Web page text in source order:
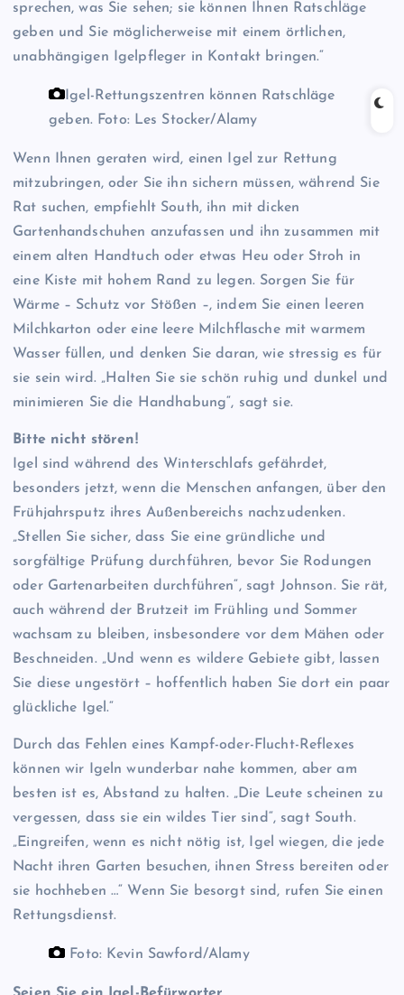
sprechen, was Sie sehen; sie können Ihnen Ratschläge
geben und Sie möglicherweise mit einem örtlichen,
unabhängigen Igelpfleger in Kontakt bringen.“
Igel-Rettungszentren können Ratschläge
geben. Foto: Les Stocker/Alamy
Wenn Ihnen geraten wird, einen Igel zur Rettung
mitzubringen, oder Sie ihn sichern müssen, während Sie
Rat suchen, empfiehlt South, ihn mit dicken
Gartenhandschuhen anzufassen und ihn zusammen mit
einem alten Handtuch oder etwas Heu oder Stroh in
eine Kiste mit hohem Rand zu legen. Sorgen Sie für
Wärme – Schutz vor Stößen –, indem Sie einen leeren
Milchkarton oder eine leere Milchflasche mit warmem
Wasser füllen, und denken Sie daran, wie stressig es für
sie sein wird. „Halten Sie sie schön ruhig und dunkel und
minimieren Sie die Handhabung“, sagt sie.
Bitte nicht stören!
Igel sind während des Winterschlafs gefährdet,
besonders jetzt, wenn die Menschen anfangen, über den
Frühjahrsputz ihres Außenbereichs nachzudenken.
„Stellen Sie sicher, dass Sie eine gründliche und
sorgfältige Prüfung durchführen, bevor Sie Rodungen
oder Gartenarbeiten durchführen“, sagt Johnson. Sie rät,
auch während der Brutzeit im Frühling und Sommer
wachsam zu bleiben, insbesondere vor dem Mähen oder
Beschneiden. „Und wenn es wildere Gebiete gibt, lassen
Sie diese ungestört – hoffentlich haben Sie dort ein paar
glückliche Igel.“
Durch das Fehlen eines Kampf-oder-Flucht-Reflexes
können wir Igeln wunderbar nahe kommen, aber am
besten ist es, Abstand zu halten. „Die Leute scheinen zu
vergessen, dass sie ein wildes Tier sind“, sagt South.
„Eingreifen, wenn es nicht nötig ist, Igel wiegen, die jede
Nacht ihren Garten besuchen, ihnen Stress bereiten oder
sie hochheben …“ Wenn Sie besorgt sind, rufen Sie einen
Rettungsdienst.
Foto: Kevin Sawford/Alamy